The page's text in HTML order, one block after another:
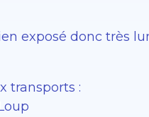
exposé donc très
transports :